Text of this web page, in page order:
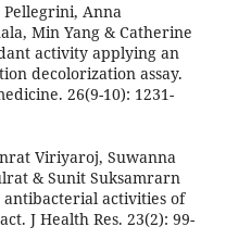
Pellegrini, Anna
Min Yang & Catherine
activity applying an
decolorization assay.
26(9-10): 1231-
Viriyaroj, Suwanna
& Sunit Suksamrarn
activities of
J Health Res. 23(2): 99-